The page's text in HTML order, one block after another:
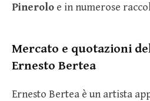
Pinerolo e in numerose
Mercato e quotazioni
Ernesto Bertea
Ernesto Bertea è un artista